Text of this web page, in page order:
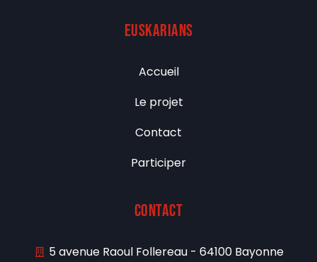
euskarians
Accueil
Le projet
Contact
Participer
Contact
5 avenue Raoul Follereau - 64100 Bayonne